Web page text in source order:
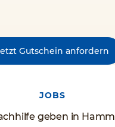
Gutschein anfordern
JOBS
geben in Hamm